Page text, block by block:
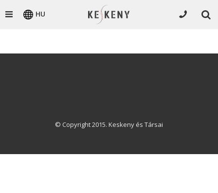
HU
© Copyright 2015. Keskeny és Társai